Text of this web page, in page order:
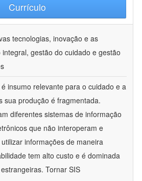
Currículo
tecnologias, inovação e as
gestão do cuidado e gestão
insumo relevante para o cuidado e a
sua produção é fragmentada.
diferentes sistemas de informação
que não interoperam e
informações de maneira
tem alto custo e é dominada
Tornar SIS